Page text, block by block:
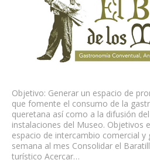
Objetivo: Generar un espacio de
que fomente el consumo de la
queretana así como a la difusión
instalaciones del Museo. Objetivos
espacio de intercambio comercial
semana al mes Consolidar el
turístico Acercar…